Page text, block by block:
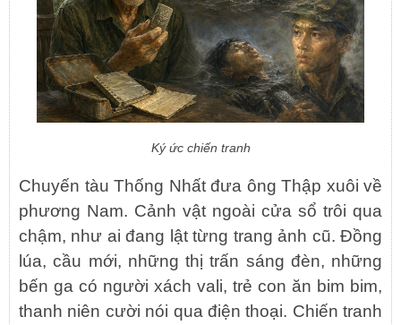
Ký ức chiến tranh
Chuyến tàu Thống Nhất đưa ông Thập xuôi về
phương Nam. Cảnh vật ngoài cửa sổ trôi qua
chậm, như ai đang lật từng trang ảnh cũ. Đồng
lúa, cầu mới, những thị trấn sáng đèn, những
bến ga có người xách vali, trẻ con ăn bim bim,
thanh niên cười nói qua điện thoại. Chiến tranh